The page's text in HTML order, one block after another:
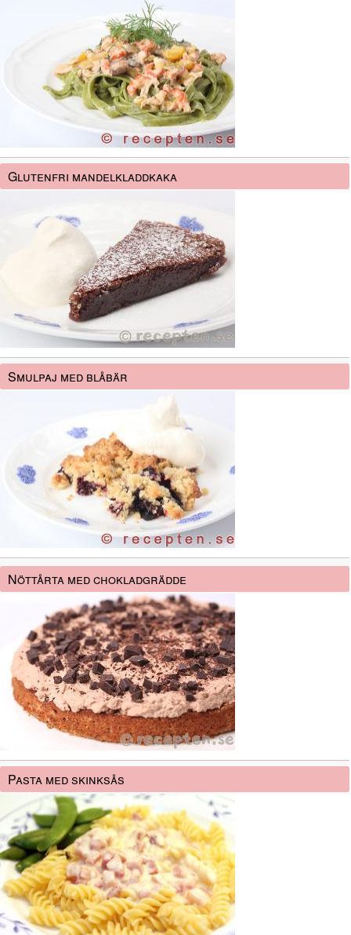
Glutenfri mandelkladdkaka
Smulpaj med blåbär
Nöttårta med chokladgrädde
Pasta med skinksås